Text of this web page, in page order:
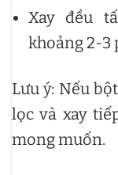
Xay đều
khoảng 2-3
Lưu ý: Nếu
lọc và xay
mong muốn.